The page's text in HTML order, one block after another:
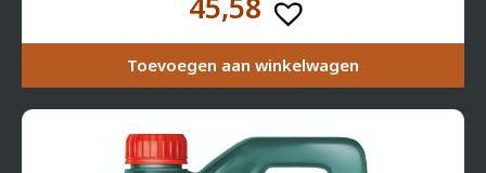
45,58
Toevoegen aan winkelwagen